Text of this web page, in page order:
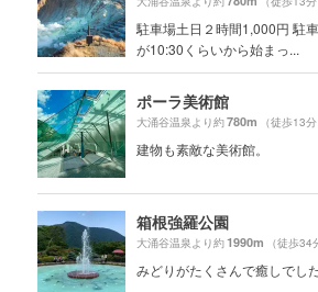
駐車場土日２時間1,000円 駐
が10:30くらいから始まっ...
ポーラ美術館
大涌谷温泉より約780m （徒歩13分
建物も素敵な美術館。
箱根強羅公園
大涌谷温泉より約1990m （徒歩34
みどりがたくさんで癒しでし